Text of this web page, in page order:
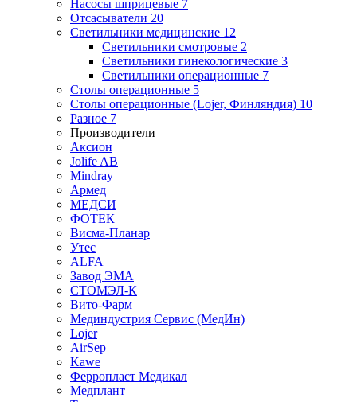
Насосы шприцевые 7
Отсасыватели 20
Светильники медицинские 12
Светильники смотровые 2
Светильники гинекологические 3
Светильники операционные 7
Столы операционные 5
Столы операционные (Lojer, Финляндия) 10
Разное 7
Производители
Аксион
Jolife AB
Mindray
Армед
МЕДСИ
ФОТЕК
Висма-Планар
Утес
ALFA
Завод ЭМА
СТОМЭЛ-К
Вито-Фарм
Мединдустрия Сервис (МедИн)
Lojer
AirSep
Kawe
Ферропласт Медикал
Медплант